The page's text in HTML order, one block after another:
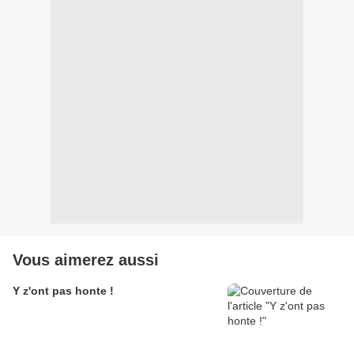
Vous aimerez aussi
Y z'ont pas honte !